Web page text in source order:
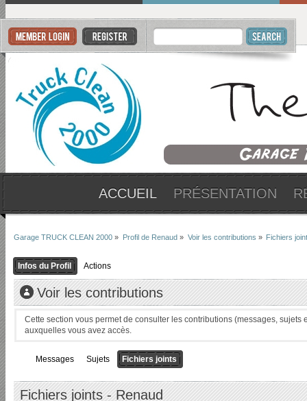
ACCUEIL PRÉSENTATION
Garage TRUCK CLEAN 2000 » Profil de Renaud » Voir les contributions » Fichiers
Infos du Profil Actions
Voir les contributions
Cette section vous permet de consulter les contributions (messages,
auxquelles vous avez accès.
Messages Sujets Fichiers joints
Fichiers joints - Renaud